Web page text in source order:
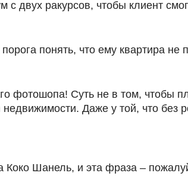
двух ракурсов, чтобы клиент
понять, что ему квартира не
фотошопа! Суть не в том, чтобы
Даже у той, что без
Коко Шанель, и эта фраза –